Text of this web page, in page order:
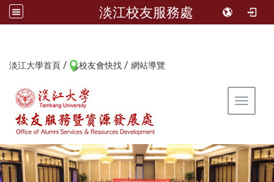
淡江校友服務處
淡江大學首頁 / 校友會快找 / 網站導覽
Toggle